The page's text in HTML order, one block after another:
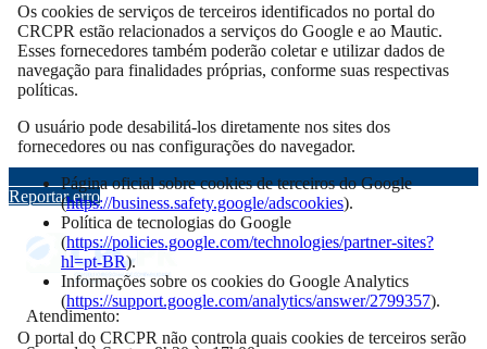
Reportar erro
Atendimento:
Os cookies de serviços de terceiros identificados no portal do
CRCPR estão relacionados a serviços do Google e ao Mautic.
Esses fornecedores também poderão coletar e utilizar dados de
navegação para finalidades próprias, conforme suas respectivas
políticas.
O usuário pode desabilitá-los diretamente nos sites dos
fornecedores ou nas configurações do navegador.
Página oficial sobre cookies de terceiros do Google
(https://business.safety.google/adscookies).
Política de tecnologias do Google
(https://policies.google.com/technologies/partner-sites?
hl=pt-BR).
Informações sobre os cookies do Google Analytics
(https://support.google.com/analytics/answer/2799357).
O portal do CRCPR não controla quais cookies de terceiros serão